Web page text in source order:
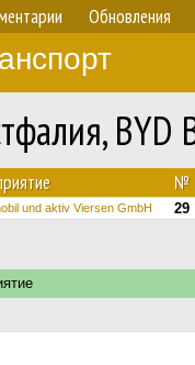
Обновления
№
und aktiv Viersen GmbH 29